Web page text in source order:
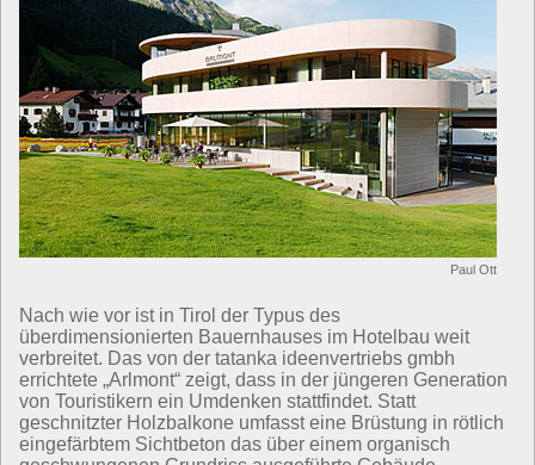
Paul Ott
Nach wie vor ist in Tirol der Typus des
überdimensionierten Bauernhauses im Hotelbau weit
verbreitet. Das von der tatanka ideenvertriebs gmbh
errichtete „Arlmont“ zeigt, dass in der jüngeren Generation
von Touristikern ein Umdenken stattfindet. Statt
geschnitzter Holzbalkone umfasst eine Brüstung in rötlich
eingefärbtem Sichtbeton das über einem organisch